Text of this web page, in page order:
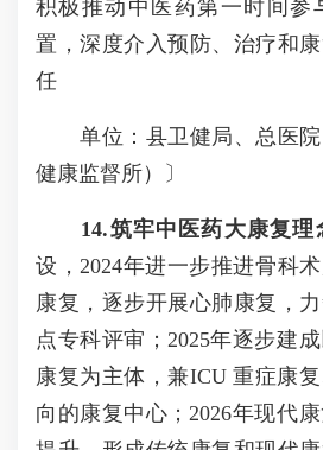
积极推动中医药第一时间参
置，深度介入预防、治疗和
任
单位：县卫健局、总医院
健康监督所）〕
14.筑牢中医药大康复理
设，2024年进一步推进骨科
康复，逐步开展心肺康复，
点专科评审；2025年逐步建
康复为主体，兼ICU 重症康
向的康复中心；2026年现代